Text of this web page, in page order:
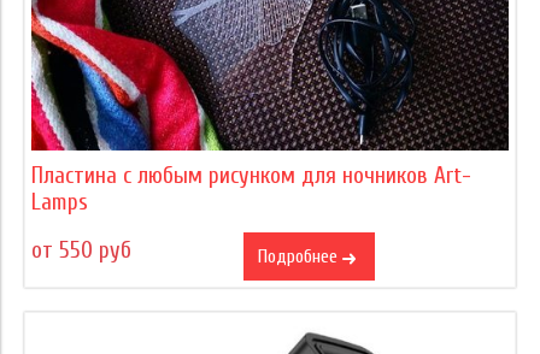
Пластина с любым рисунком для ночников Art-
Lamps
от 550 руб
Подробнее